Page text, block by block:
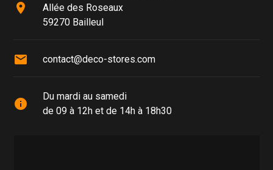
place
Allée des Roseaux
59270 Bailleul
mail contact@deco-stores.com
info
Du mardi au samedi
de 09 à 12h et de 14h à 18h30